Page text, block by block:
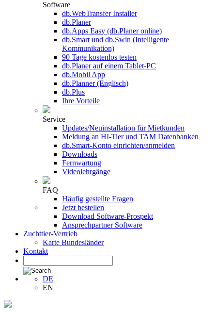
Software
db.WebTransfer Installer
db.Planer
db.Apps Easy (db.Planer online)
db.Smart und db.Swin (Intelligente
Kommunikation)
90 Tage kostenlos testen
db.Planer auf einem Tablet-PC
db.Mobil App
db.Planner (Englisch)
db.Plus
Ihre Vorteile
Service
Updates/Neuinstallation für Mietkunden
Meldung an HI-Tier und TAM Datenbanken
db.Smart-Konto einrichten/anmelden
Downloads
Fernwartung
Videolehrgänge
FAQ
Häufig gestellte Fragen
Jetzt bestellen
Download Software-Prospekt
Ansprechpartner Software
Zuchttier-Vertrieb
Karte Bundesländer
Kontakt
DE
EN